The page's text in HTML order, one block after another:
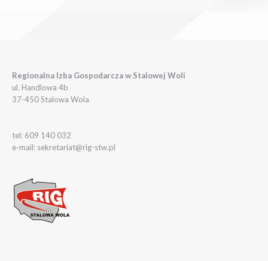
Regionalna Izba Gospodarcza w Stalowej Woli
ul. Handlowa 4b
37-450 Stalowa Wola
tel: 609 140 032
e-mail: sekretariat@rig-stw.pl